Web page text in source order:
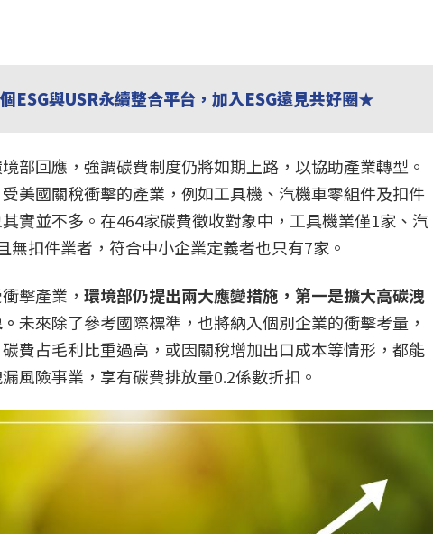
ESG與USR永續整合平台，加入ESG遠見共好圈★
部回應，強調碳費制度仍將如期上路，以協助產業轉型。
美國關稅衝擊的產業，例如工具機、汽機車零組件及扣件
實並不多。在464家碳費徵收對象中，工具機業僅1家、汽
無扣件業者，符合中小企業定義者也只有7家。
擊產業，環境部仍提出兩大應變措施，第一是擴大高碳洩
未來除了參考國際標準，也將納入個別企業的衝擊考量，
費占毛利比重過高，或因關稅增加出口成本等情形，都能
風險事業，享有碳費排放量0.2係數折扣。